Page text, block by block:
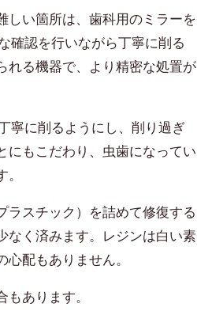
しい箇所は、歯科用のミラーを
確認を行いながら丁寧に削る
れる機器で、より精密な処置が
寧に削るようにし、削り過ぎ
にもこだわり、虫歯になってい
ラスチック）を詰めて修復する
なく済みます。レジンは白い素
配もありません。
あります。